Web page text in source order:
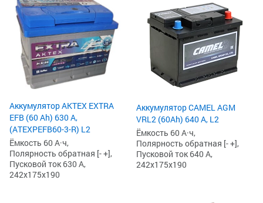
Аккумулятор AKTEX EXTRA
EFB (60 Ah) 630 А,
(ATEXPEFB60-3-R) L2
Ёмкость 60 А·ч,
Полярность обратная [- +],
Пусковой ток 630 А,
242x175x190
Аккумулятор CAMEL AGM
VRL2 (60Ah) 640 А, L2
Ёмкость 60 А·ч,
Полярность обратная [- +],
Пусковой ток 640 А,
242x175x190